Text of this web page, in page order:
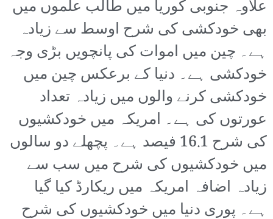
علاوہ جنوبی کوریا میں طالب علموں میں
بھی خودکشی کی شرح اوسط سے زیادہ
ہے۔ چین میں اموات کی پانچویں بڑی وجہ
خودکشی ہے۔ دنیا کے برعکس چین میں
خودکشی کرنے والوں میں زیادہ تعداد
عورتوں کی ہے۔ امریکہ میں خودکشیوں
کی شرح 16.1 فیصد ہے۔ پچھلے دو سالوں
میں خودکشیوں کی شرح میں سب سے
زیادہ اضافہ امریکہ میں ریکارڈ کیا گیا
ہے۔ پوری دنیا میں خودکشیوں کی شرح